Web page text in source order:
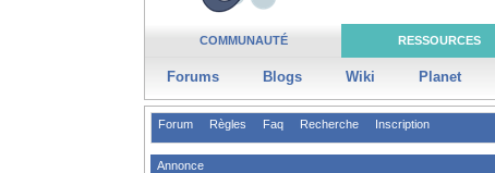
COMMUNAUTÉ RESSOURCES
Forums Blogs Wiki Planet
Forum Règles Faq Recherche Inscription
Annonce